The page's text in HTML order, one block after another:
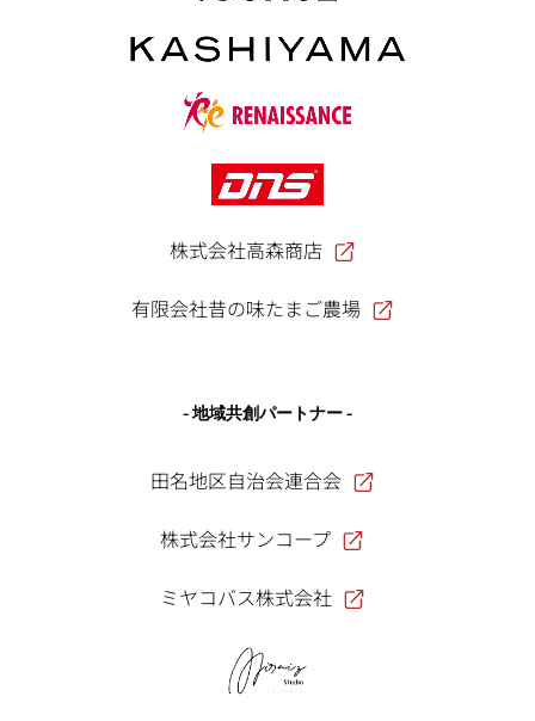
株式会社高森商店
有限会社昔の味たまご農場
- 地域共創パートナー -
田名地区自治会連合会
株式会社サンコープ
ミヤコバス株式会社